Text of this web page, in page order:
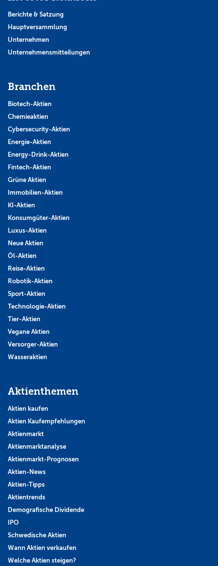
Berichte & Satzung
Hauptversammlung
Unternehmen
Unternehmensmitteilungen
Branchen
Biotech-Aktien
Chemieaktien
Cybersecurity-Aktien
Energie-Aktien
Energy-Drink-Aktien
Fintech-Aktien
Grüne Aktien
Immobilien-Aktien
KI-Aktien
Konsumgüter-Aktien
Luxus-Aktien
Neue Aktien
Öl-Aktien
Reise-Aktien
Robotik-Aktien
Sport-Aktien
Technologie-Aktien
Tier-Aktien
Vegane Aktien
Versorger-Aktien
Wasseraktien
Aktienthemen
Aktien kaufen
Aktien Kaufempfehlungen
Aktienmarkt
Aktienmarktanalyse
Aktienmarkt-Prognosen
Aktien-News
Aktien-Tipps
Aktientrends
Demografische Dividende
IPO
Schwedische Aktien
Wann Aktien verkaufen
Welche Aktien steigen?